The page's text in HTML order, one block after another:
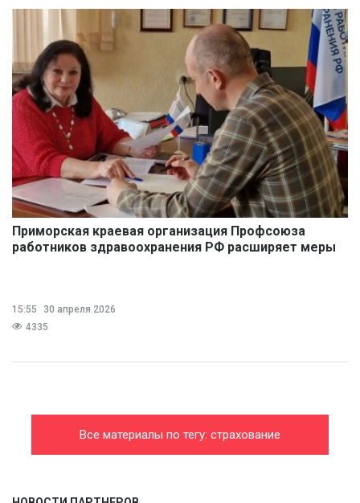
Приморская краевая организация Профсоюза
работников здравоохранения РФ расширяет меры
15:55
30 апреля 2026
4335
Все материалы по тегу: страхование